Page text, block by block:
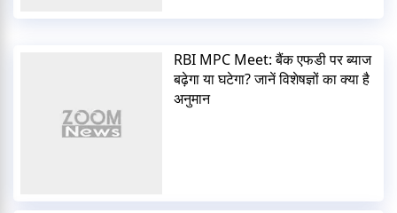
RBI MPC Meet: बैंक एफडी पर ब्याज
बढ़ेगा या घटेगा? जानें विशेषज्ञों का क्या है
अनुमान